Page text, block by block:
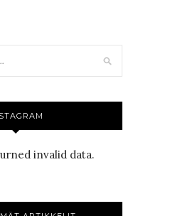
invalid data.